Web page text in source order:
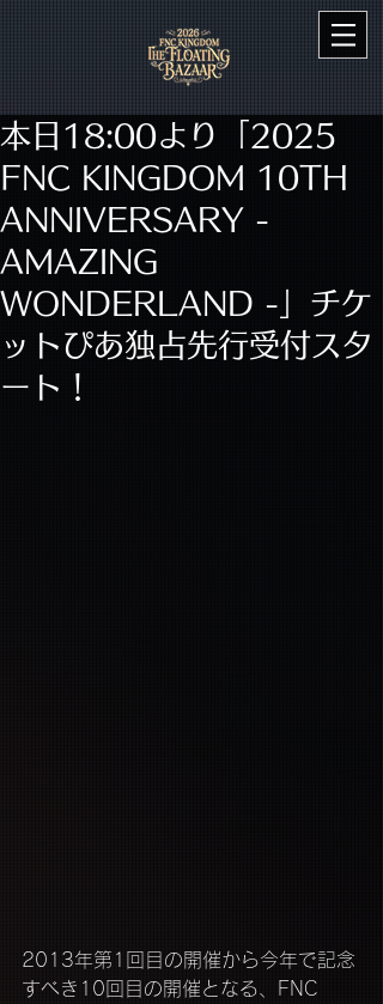
本日18:00より「2025
FNC KINGDOM 10TH
ANNIVERSARY -
AMAZING
WONDERLAND -」チケ
ットぴあ独占先行受付スタ
ート！
2013年第1回目の開催から今年で記念
すべき10回目の開催となる、FNC